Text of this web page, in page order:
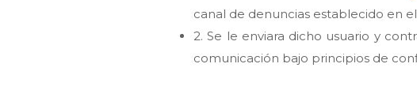
canal de denuncias establecido en
2. Se le enviara dicho usuario y
comunicación bajo principios de